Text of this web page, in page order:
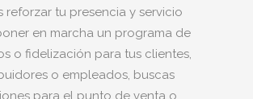
reforzar tu presencia y servicio
en marcha un programa de
o fidelización para tus clientes,
o empleados, buscas
para el punto de venta o